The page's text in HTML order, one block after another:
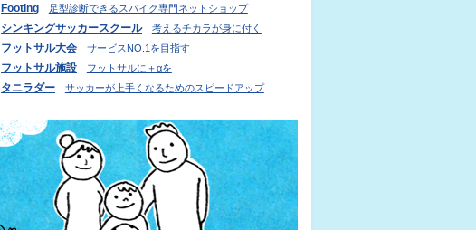
Footing 足型診断できるスパイク専門ネットショップ
シンキングサッカースクール 考えるチカラが身に付く
フットサル大会 サービスNO.1を目指す
フットサル施設 フットサルに＋αを
タニラダー サッカーが上手くなるためのスピードアップ